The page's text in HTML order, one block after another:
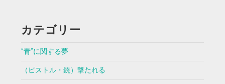
カテゴリー
”青”に関する夢
（ピストル・銃）撃たれる